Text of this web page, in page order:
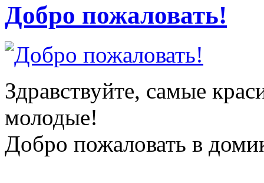
Добро пожаловать!
Здравствуйте, самые
молодые!
Добро пожаловать в